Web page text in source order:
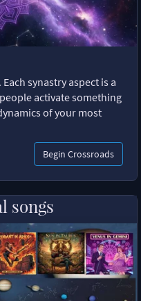
synastry aspect is a
activate something
of your most
Begin Crossroads
songs